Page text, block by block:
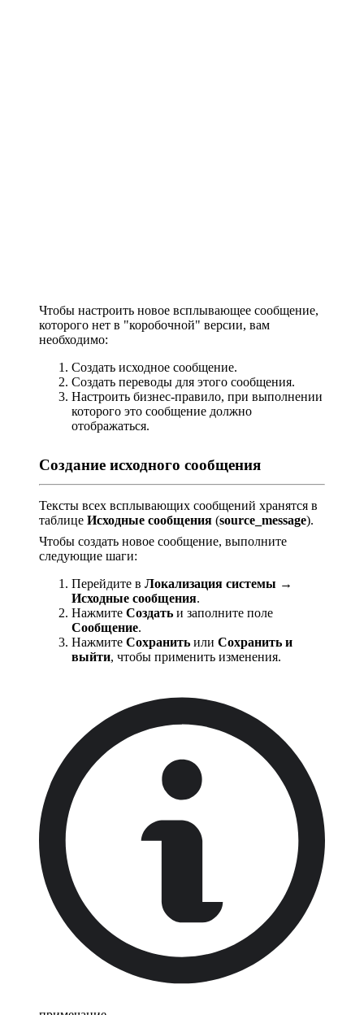
Чтобы настроить новое всплывающее сообщение,
которого нет в "коробочной" версии, вам
необходимо:
Создать исходное сообщение.
Создать переводы для этого сообщения.
Настроить бизнес-правило, при выполнении
которого это сообщение должно
отображаться.
Создание исходного сообщения
Тексты всех всплывающих сообщений хранятся в
таблице Исходные сообщения (source_message).
Чтобы создать новое сообщение, выполните
следующие шаги:
Перейдите в Локализация системы →
Исходные сообщения.
Нажмите Создать и заполните поле
Сообщение.
Нажмите Сохранить или Сохранить и
выйти, чтобы применить изменения.